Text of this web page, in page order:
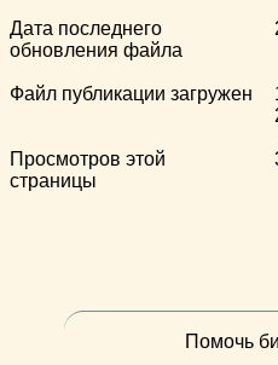
Дата последнего
обновления файла
Файл публикации загружен
Просмотров этой
страницы
Помочь